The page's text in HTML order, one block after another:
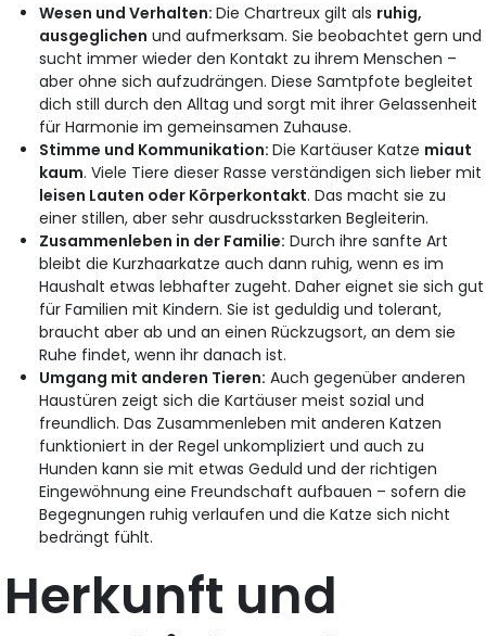
Wesen und Verhalten:Die Chartreux gilt als ruhig,
ausgeglichen und aufmerksam. Sie beobachtet gern und
sucht immer wieder den Kontakt zu ihrem Menschen –
aber ohne sich aufzudrängen. Diese Samtpfote begleitet
dich still durch den Alltag und sorgt mit ihrer Gelassenheit
für Harmonie im gemeinsamen Zuhause.
Stimme und Kommunikation:Die Kartäuser Katze miaut
kaum. Viele Tiere dieser Rasse verständigen sich lieber mit
leisen Lauten oder Körperkontakt. Das macht sie zu
einer stillen, aber sehr ausdrucksstarken Begleiterin.
Zusammenleben in der Familie: Durch ihre sanfte Art
bleibt die Kurzhaarkatze auch dann ruhig, wenn es im
Haushalt etwas lebhafter zugeht. Daher eignet sie sich gut
für Familien mit Kindern. Sie ist geduldig und tolerant,
braucht aber ab und an einen Rückzugsort, an dem sie
Ruhe findet, wenn ihr danach ist.
Umgang mit anderen Tieren: Auch gegenüber anderen
Haustüren zeigt sich die Kartäuser meist sozial und
freundlich. Das Zusammenleben mit anderen Katzen
funktioniert in der Regel unkompliziert und auch zu
Hunden kann sie mit etwas Geduld und der richtigen
Eingewöhnung eine Freundschaft aufbauen – sofern die
Begegnungen ruhig verlaufen und die Katze sich nicht
bedrängt fühlt.
Herkunft und